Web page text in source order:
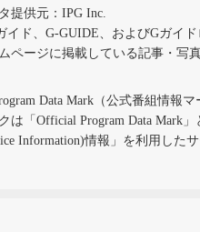
提供元：IPG Inc.
イド、G-GUIDE、およびGガイ
ページに掲載している記事・写
Data Mark（公式番組情報マ
は「Official Program Data Mark
Information)情報」を利用した